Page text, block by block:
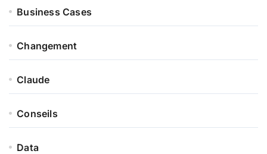
Business Cases
Changement
Claude
Conseils
Data